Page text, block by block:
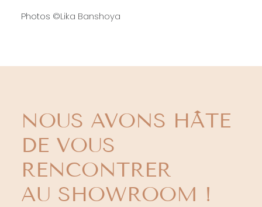
Photos ©Lika Banshoya
NOUS AVONS HÂTE
DE VOUS
RENCONTRER
AU SHOWROOM !